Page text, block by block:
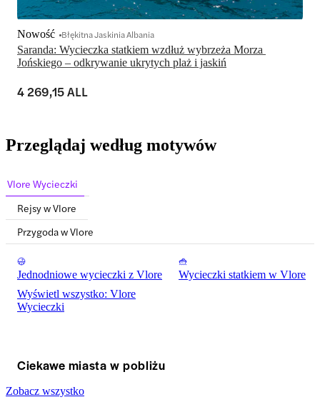
Saranda: Wycieczka statkiem wzdłuż wybrzeża Morza
Jońskiego – odkrywanie ukrytych plaż i jaskiń
Nowość Błękitna Jaskinia Albania
4 269,15 ALL
Przeglądaj według motywów
Vlore Wycieczki
Rejsy w Vlore
Przygoda w Vlore
Jednodniowe wycieczki z Vlore
Wycieczki statkiem w Vlore
Wyświetl wszystko: Vlore
Wycieczki
Ciekawe miasta w pobliżu
Zobacz wszystko